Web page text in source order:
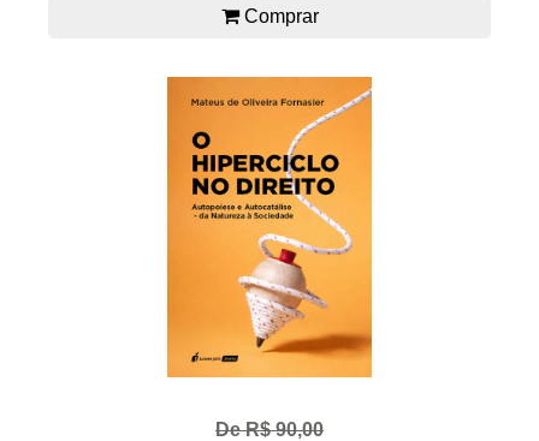
Comprar
De R$ 90,00